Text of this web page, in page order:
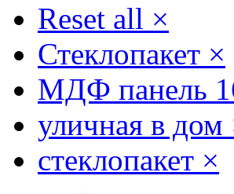
Reset all ×
Стеклопакет ×
МДФ панель
уличная в дом
стеклопакет ×